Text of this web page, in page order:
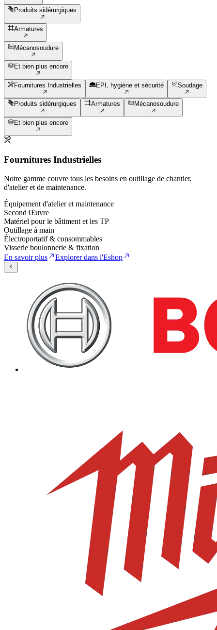
Produits sidérurgiques
Armatures
Mécanosoudure
Et bien plus encore
Fournitures Industrielles EPI, hygiène et sécurité Soudage
Produits sidérurgiques Armatures Mécanosoudure
Et bien plus encore
Fournitures Industrielles
Notre gamme couvre tous les besoins en outillage de chantier,
d'atelier et de maintenance.
Équipement d'atelier et maintenance
Second Œuvre
Matériel pour le bâtiment et les TP
Outillage à main
Électroportatif & consommables
Visserie boulonnerie & fixation
En savoir plus
Explorer dans l'Eshop